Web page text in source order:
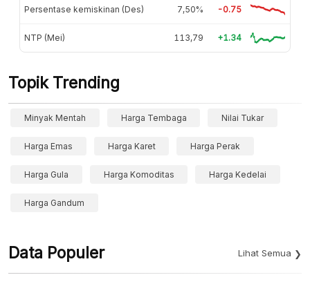
Persentase kemiskinan (Des) 7,50% -0.75
NTP (Mei) 113,79 +1.34
Topik Trending
Minyak Mentah Harga Tembaga Nilai Tukar
Harga Emas Harga Karet Harga Perak
Harga Gula Harga Komoditas Harga Kedelai
Harga Gandum
Data Populer Lihat Semua